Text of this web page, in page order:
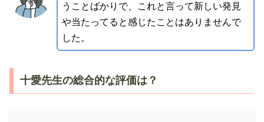
うことばかりで、これと言って新しい発見
や当たってると感じたことはありませんで
した。
十愛先生の総合的な評価は？